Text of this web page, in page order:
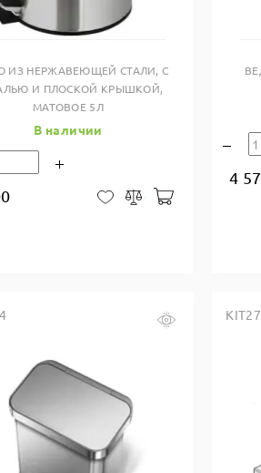
Купить в один клик
ИЗ НЕРЖАВЕЮЩЕЙ СТАЛИ, С
И ПЛОСКОЙ КРЫШКОЙ,
МАТОВОЕ 5Л
В наличии
В закладки
Сравнить
4